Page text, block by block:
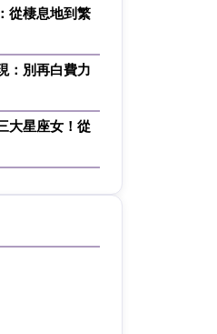
從棲息地到繁
：別再白費力
大星座女！從